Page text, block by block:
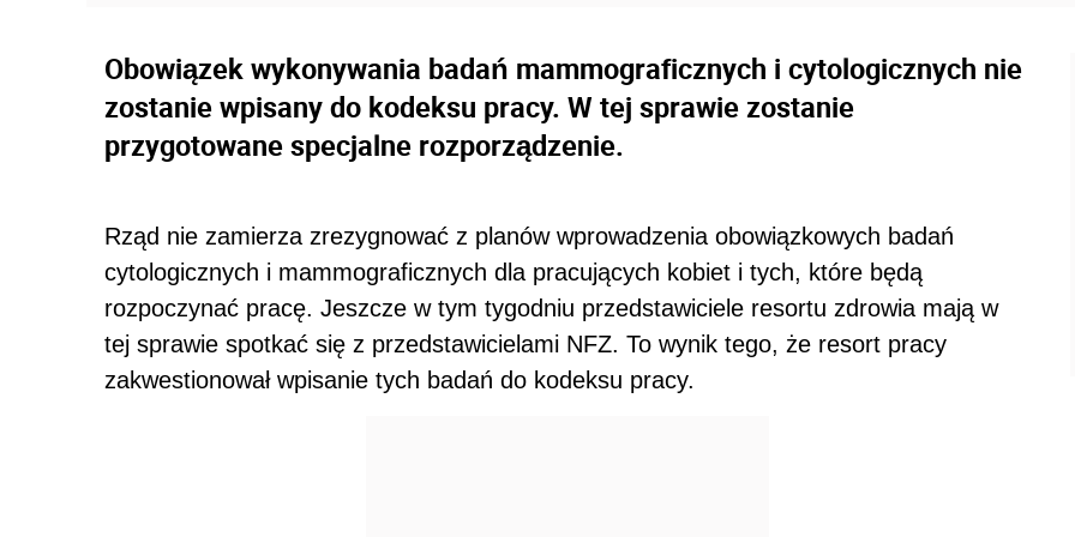
Obowiązek wykonywania badań mammograficznych i cytologicznych nie
zostanie wpisany do kodeksu pracy. W tej sprawie zostanie
przygotowane specjalne rozporządzenie.
Rząd nie zamierza zrezygnować z planów wprowadzenia obowiązkowych badań
cytologicznych i mammograficznych dla pracujących kobiet i tych, które będą
rozpoczynać pracę. Jeszcze w tym tygodniu przedstawiciele resortu zdrowia mają w
tej sprawie spotkać się z przedstawicielami NFZ. To wynik tego, że resort pracy
zakwestionował wpisanie tych badań do kodeksu pracy.